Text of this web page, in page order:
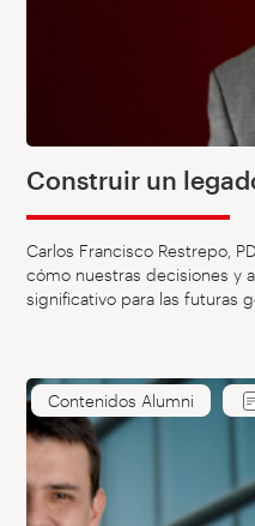
Construir un
Carlos Francisco Restrepo,
cómo nuestras decisiones y
significativo para las futuras
Contenidos Alumni